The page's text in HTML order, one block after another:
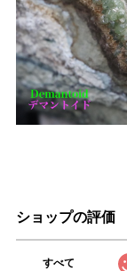
ショップの評価
すべて